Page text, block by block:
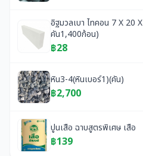
อิฐมวลเบา ไทคอน 7 X 20
คัน1,400ก้อน)
฿28
หิน3-4(หินเบอร์1)(คัน)
฿2,700
ปูนเสือ ฉาบสูตรพิเศษ เสือ
฿139